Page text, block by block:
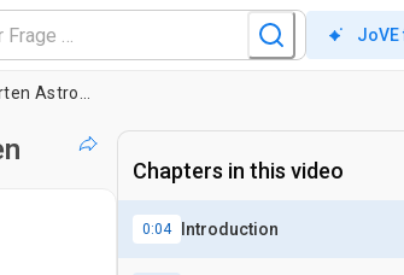
JoVE
Chapters in this video
0:04 Introduction